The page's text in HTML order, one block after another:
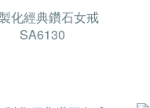
化經典鑽石女戒
SA6130